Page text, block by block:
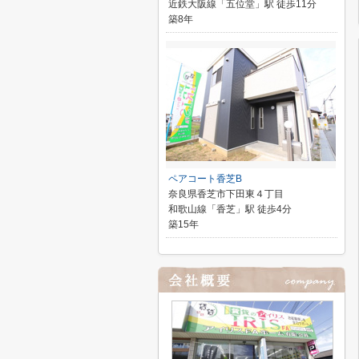
近鉄大阪線「五位堂」駅 徒歩11分
築8年
ペアコート香芝B
奈良県香芝市下田東４丁目
和歌山線「香芝」駅 徒歩4分
築15年